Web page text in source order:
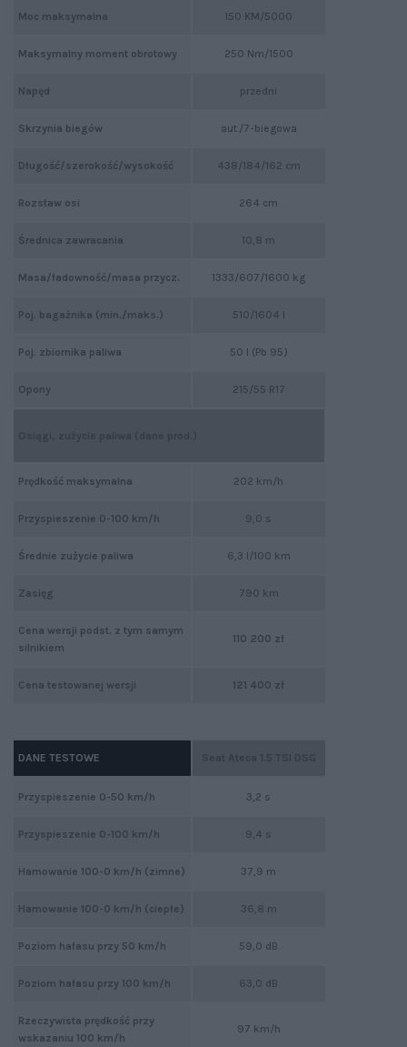
150 KM/5000
250 Nm/1500
przedni
aut./7-biegowa
438/184/162 cm
264 cm
10,8 m
1333/607/1600 kg
510/1604 l
50 l (Pb 95)
215/55 R17
202 km/h
9,0 s
6,3 l/100 km
790 km
110 200 zł
121 400 zł
Moc maksymalna
Maksymalny moment obrotowy
Napęd
Skrzynia biegów
Długość/szerokość/wysokość
Rozstaw osi
Średnica zawracania
Masa/ładowność/masa przycz.
Poj. bagażnika (min./maks.)
Poj. zbiornika paliwa
Opony
Prędkość maksymalna
Przyspieszenie 0-100 km/h
Średnie zużycie paliwa
Zasięg
Cena wersji podst. z tym samym
silnikiem
Cena testowanej wersji
3,2 s
9,4 s
37,9 m
36,8 m
59,0 dB
63,0 dB
97 km/h
DANE TESTOWE
Przyspieszenie 0-50 km/h
Przyspieszenie 0-100 km/h
Hamowanie 100-0 km/h (zimne)
Hamowanie 100-0 km/h (ciepłe)
Poziom hałasu przy 50 km/h
Poziom hałasu przy 100 km/h
Rzeczywista prędkość przy
wskazaniu 100 km/h